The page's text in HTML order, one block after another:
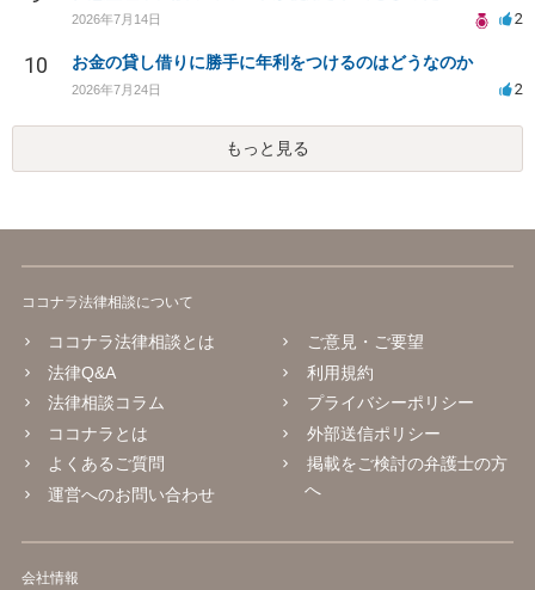
2026年7月14日 2
10 お金の貸し借りに勝手に年利をつけるのはどうなのか
2026年7月24日 2
もっと見る
ココナラ法律相談について
ココナラ法律相談とは
法律Q&A
法律相談コラム
ココナラとは
よくあるご質問
運営へのお問い合わせ
ご意見・ご要望
利用規約
プライバシーポリシー
外部送信ポリシー
掲載をご検討の弁護士の方
へ
会社情報